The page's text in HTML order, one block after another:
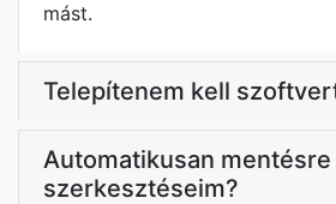
mást.
Telepítenem kell
Automatikusan
szerkesztéseim?